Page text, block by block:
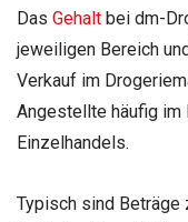
Das Gehalt bei dm-
jeweiligen Bereich
Verkauf im
Angestellte häufig im
Einzelhandels.
Typisch sind Beträge